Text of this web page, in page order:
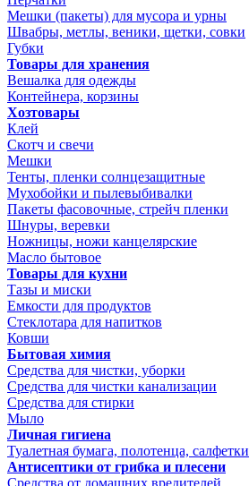
Мешки (пакеты) для мусора и урны
Швабры, метлы, веники, щетки, совки
Губки
Товары для хранения
Вешалка для одежды
Контейнера, корзины
Хозтовары
Клей
Скотч и свечи
Мешки
Тенты, пленки солнцезащитные
Мухобойки и пылевыбивалки
Пакеты фасовочные, стрейч пленки
Шнуры, веревки
Ножницы, ножи канцелярские
Масло бытовое
Товары для кухни
Тазы и миски
Емкости для продуктов
Стеклотара для напитков
Ковши
Бытовая химия
Средства для чистки, уборки
Средства для чистки канализации
Средства для стирки
Мыло
Личная гигиена
Туалетная бумага, полотенца, салфетки
Антисептики от грибка и плесени
Средства от домашних вредителей